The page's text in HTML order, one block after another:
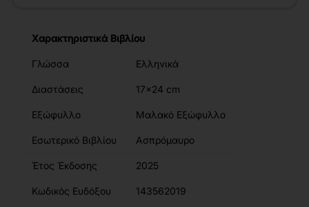
Χαρακτηριστικά Βιβλίου
Γλώσσα Ελληνικά
Διαστάσεις 17x24 cm
Εξώφυλλο Μαλακό Εξώφυλλο
Εσωτερικό Βιβλίου Ασπρόμαυρο
Έτος Έκδοσης 2025
Κωδικός Ευδόξου 143562019